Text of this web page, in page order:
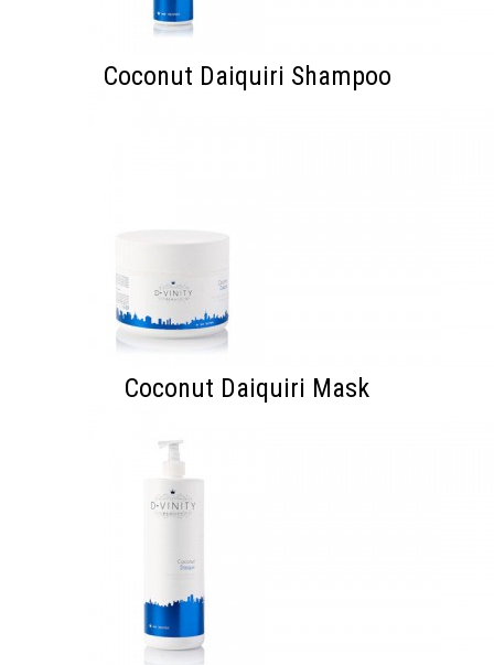
Coconut Daiquiri Shampoo
Coconut Daiquiri Mask